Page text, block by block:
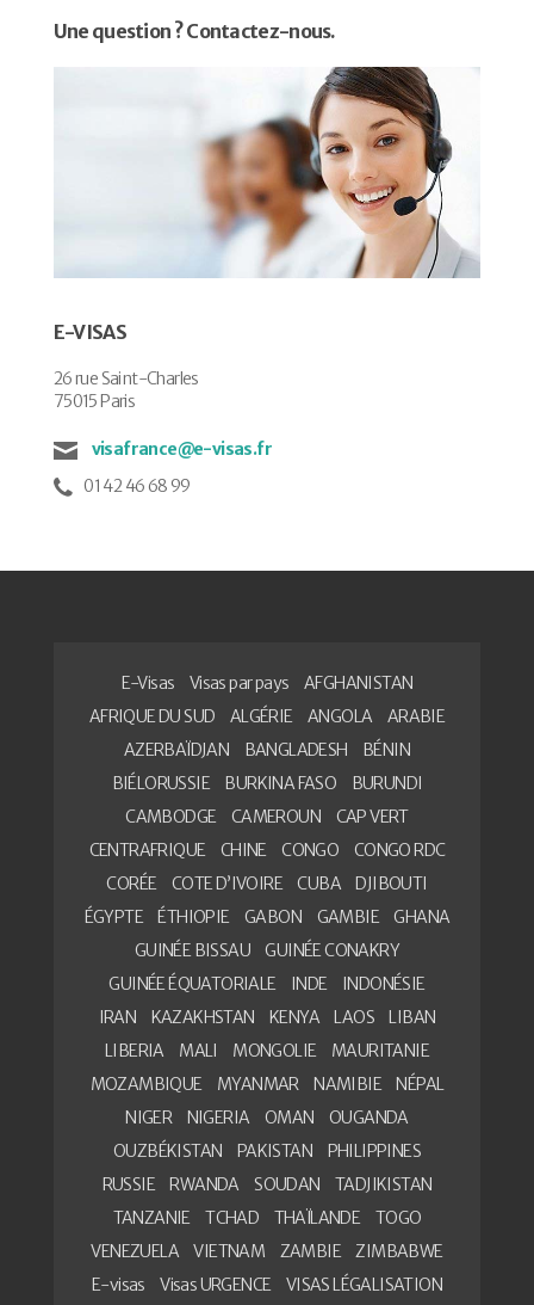
Une question ? Contactez-nous.
E-VISAS
26 rue Saint-Charles
75015 Paris
visafrance@e-visas.fr
01 42 46 68 99
E-Visas Visas par pays
AFGHANISTAN
AFRIQUE DU SUD
ALGÉRIE ANGOLA
ARABIE
AZERBAÏDJAN
BANGLADESH
BÉNIN
BIÉLORUSSIE
BURKINA FASO
BURUNDI
CAMBODGE
CAMEROUN
CAP VERT
CENTRAFRIQUE
CHINE CONGO
CONGO RDC
CORÉE
COTE D’IVOIRE CUBA
DJIBOUTI
ÉGYPTE
ÉTHIOPIE GABON GAMBIE
GHANA
GUINÉE BISSAU
GUINÉE CONAKRY
GUINÉE ÉQUATORIALE
INDE
INDONÉSIE
IRAN
KAZAKHSTAN KENYA LAOS
LIBAN
LIBERIA
MALI MONGOLIE
MAURITANIE
MOZAMBIQUE
MYANMAR NAMIBIE
NÉPAL
NIGER
NIGERIA OMAN
OUGANDA
OUZBÉKISTAN
PAKISTAN
PHILIPPINES
RUSSIE
RWANDA SOUDAN
TADJIKISTAN
TANZANIE
TCHAD THAÏLANDE
TOGO
VENEZUELA
VIETNAM ZAMBIE
ZIMBABWE
E-visas
Visas URGENCE
VISAS LÉGALISATION